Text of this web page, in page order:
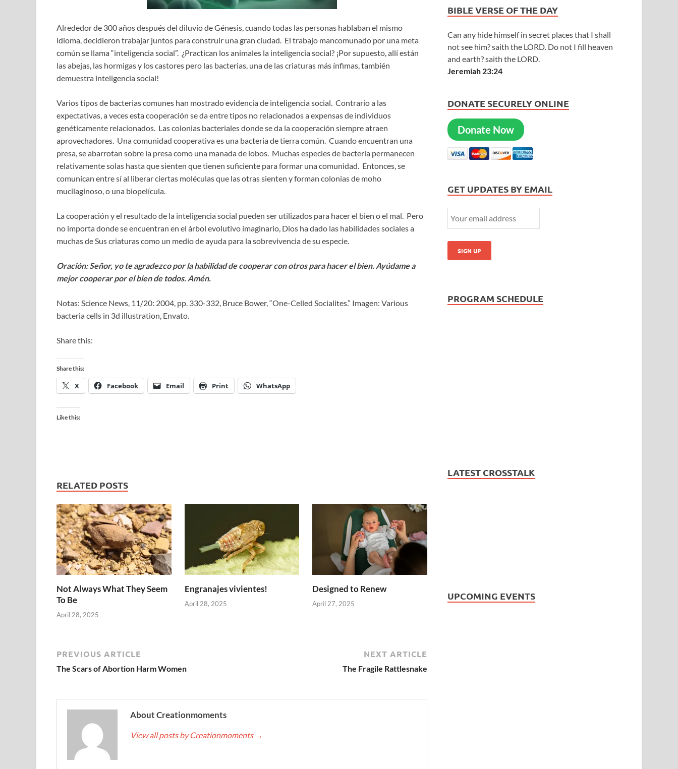
Alrededor de 300 años después del diluvio de Génesis, cuando todas las personas hablaban el mismo
idioma, decidieron trabajar juntos para construir una gran ciudad. El trabajo mancomunado por una meta
común se llama “inteligencia social”. ¿Practican los animales la inteligencia social? ¡Por supuesto, allí están
las abejas, las hormigas y los castores pero las bacterias, una de las criaturas más ínfimas, también
demuestra inteligencia social!
Varios tipos de bacterias comunes han mostrado evidencia de inteligencia social. Contrario a las
expectativas, a veces esta cooperación se da entre tipos no relacionados a expensas de individuos
genéticamente relacionados. Las colonias bacteriales donde se da la cooperación siempre atraen
aprovechadores. Una comunidad cooperativa es una bacteria de tierra común. Cuando encuentran una
presa, se abarrotan sobre la presa como una manada de lobos. Muchas especies de bacteria permanecen
relativamente solas hasta que sienten que tienen suficiente para formar una comunidad. Entonces, se
comunican entre sí al liberar ciertas moléculas que las otras sienten y forman colonias de moho
mucilaginoso, o una biopelícula.
La cooperación y el resultado de la inteligencia social pueden ser utilizados para hacer el bien o el mal. Pero
no importa donde se encuentran en el árbol evolutivo imaginario, Dios ha dado las habilidades sociales a
muchas de Sus criaturas como un medio de ayuda para la sobrevivencia de su especie.
Oración: Señor, yo te agradezco por la habilidad de cooperar con otros para hacer el bien. Ayúdame a
mejor cooperar por el bien de todos. Amén.
Notas: Science News, 11/20: 2004, pp. 330-332, Bruce Bower, “One-Celled Socialites.” Imagen: Various
bacteria cells in 3d illustration, Envato.
Share this:
Share this:
X Facebook Email Print WhatsApp
Like this:
RELATED POSTS
Not Always What They Seem
To Be
April 28, 2025
Engranajes vivientes!
April 28, 2025
Designed to Renew
April 27, 2025
PREVIOUS ARTICLE
The Scars of Abortion Harm Women
NEXT ARTICLE
The Fragile Rattlesnake
About Creationmoments
View all posts by Creationmoments →
BIBLE VERSE OF THE DAY
Can any hide himself in secret places that I shall
not see him? saith the LORD. Do not I fill heaven
and earth? saith the LORD.
Jeremiah 23:24
DONATE SECURELY ONLINE
Donate Now
GET UPDATES BY EMAIL
PROGRAM SCHEDULE
LATEST CROSSTALK
UPCOMING EVENTS